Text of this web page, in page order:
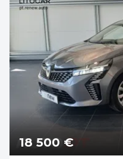
18 500 €